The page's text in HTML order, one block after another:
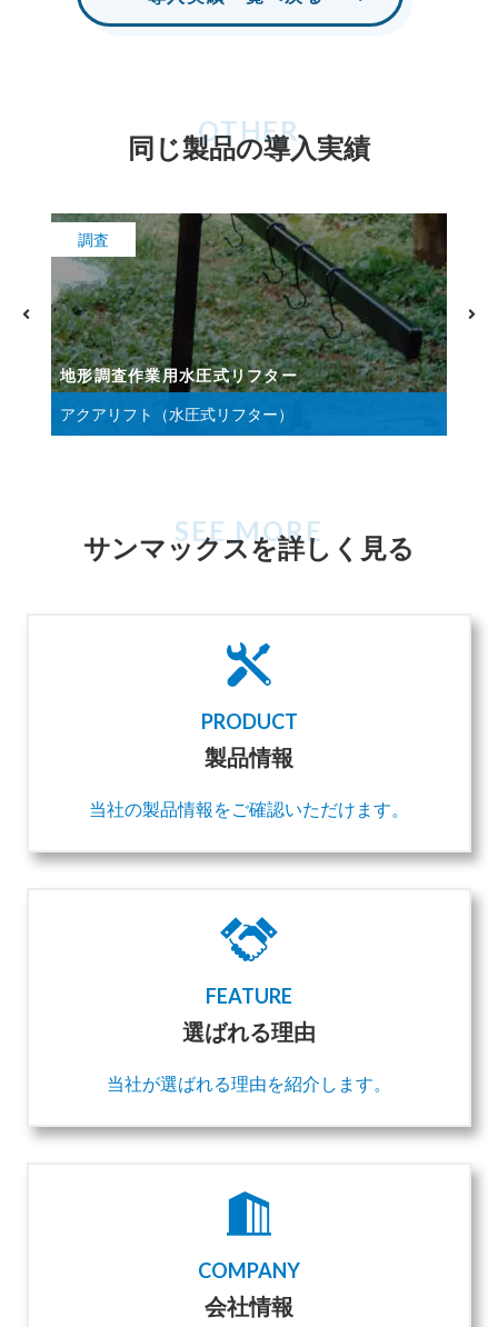
同じ製品の導入実績
OTHER
調査
地形調査作業用水圧式リフター
アクアリフト（水圧式リフター）
サンマックスを詳しく見る
SEE MORE
PRODUCT
製品情報
当社の製品情報をご確認いただけます。
FEATURE
選ばれる理由
当社が選ばれる理由を紹介します。
COMPANY
会社情報